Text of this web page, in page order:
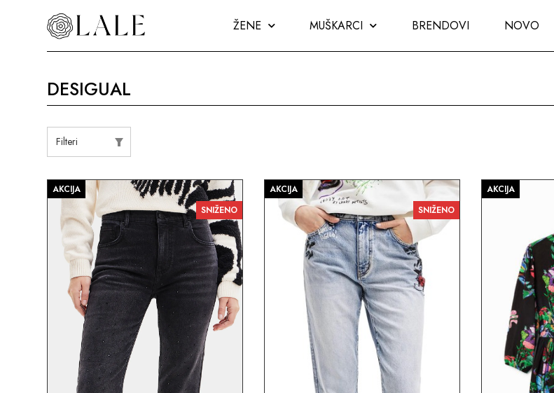
ŽENE MUŠKARCI BRENDOVI NOVO
DESIGUAL
Filteri
AKCIJA
SNIŽENO
AKCIJA
SNIŽENO
AKCIJA